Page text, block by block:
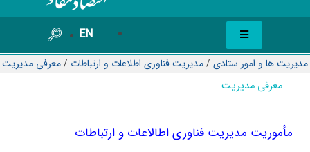
EN
مدیریت ها و امور ستادی/مديريت فناوری اطلاعات و ارتباطات /معرفی مدیریت
معرفی مدیریت
مأموریت مدیریت فناوری اطالاعات و ارتباطات